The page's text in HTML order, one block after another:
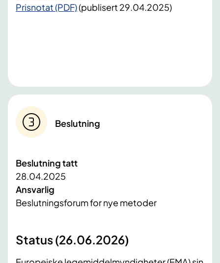
Prisnotat (PDF)(publisert 29.04.2025)
Beslutning
Beslutning tatt
28.04.2025
Ansvarlig
Beslutningsforum for nye metoder
Status (26.06.2026)